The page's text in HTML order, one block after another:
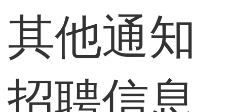
其他通知
招聘信息